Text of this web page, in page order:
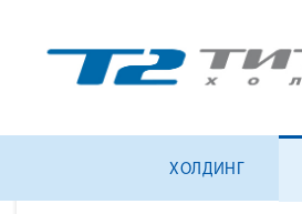
ХОЛДИНГ